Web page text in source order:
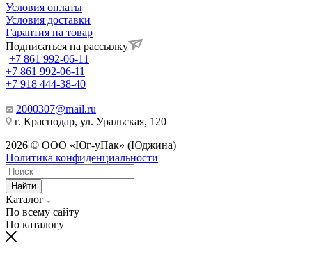
Условия оплаты
Условия доставки
Гарантия на товар
Подписаться на рассылку
+7 861 992-06-11
+7 861 992-06-11
+7 918 444-38-40
2000307@mail.ru
г. Краснодар, ул. Уральская, 120
2026 © ООО «Юг-уПак» (Юджина)
Политика конфиденциальности
Найти
Каталог
По всему сайту
По каталогу